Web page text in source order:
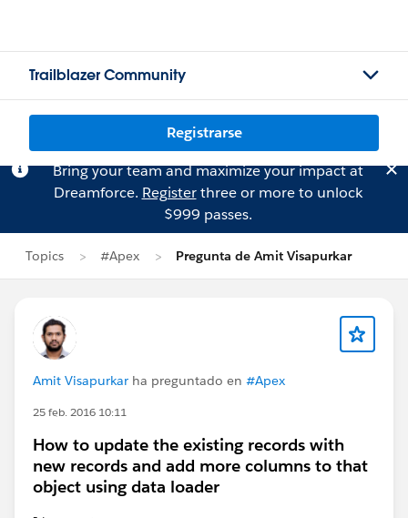
Trailblazer Community
Registrarse
Bring your team and maximize your impact at
Dreamforce. Registerthree or more to unlock
$999 passes.
Topics #Apex Pregunta de Amit Visapurkar
Amit Visapurkar ha preguntado en #Apex
25 feb. 2016 10:11
How to update the existing records with
new records and add more columns to that
object using data loader